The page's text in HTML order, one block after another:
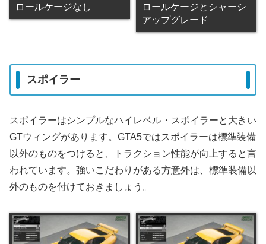
ロールケージなし
ロールケージとシャーシ
アップグレード
スポイラー
スポイラーはシンプルなハイレベル・スポイラーと大きい
GTウィングがあります。GTA5ではスポイラーは標準装備
以外のものをつけると、トラクション性能が向上すると言
われています。強いこだわりがある方意外は、標準装備以
外のものを付けておきましょう。